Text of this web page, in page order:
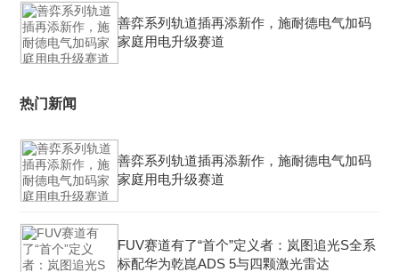
善弈系列轨道插再添新作，施耐德电气加码
家庭用电升级赛道
热门新闻
善弈系列轨道插再添新作，施耐德电气加码
家庭用电升级赛道
FUV赛道有了“首个”定义者：岚图追光S全系
标配华为乾崑ADS 5与四颗激光雷达